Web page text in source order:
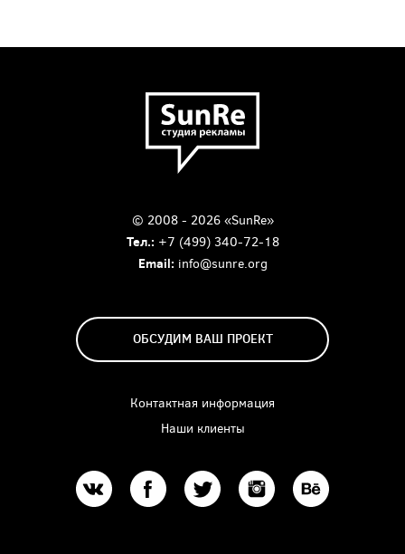
© 2008 - 2026 «SunRe»
Тел.: +7 (499) 340-72-18
Email: info@sunre.org
ОБСУДИМ ВАШ ПРОЕКТ
Контактная информация
Наши клиенты